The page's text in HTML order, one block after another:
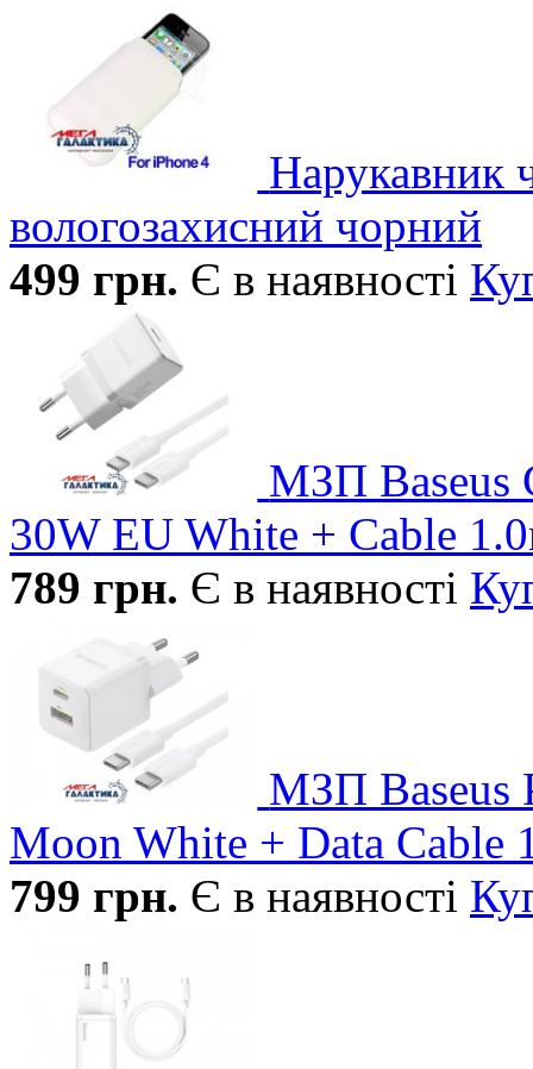
Нарукавник
вологозахисний чорний
499 грн. Є в наявності
МЗП Baseus
30W EU White + Cable
789 грн. Є в наявності
МЗП Baseus
Moon White + Data Cable
799 грн. Є в наявності